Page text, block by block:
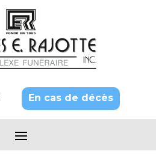
En cas de décès